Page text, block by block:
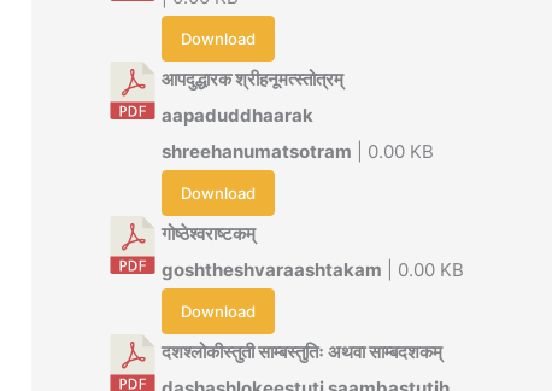
Download
आपदुद्धारक श्रीहनूमत्स्तोत्रम्
aapaduddhaarak
shreehanumatsotram | 0.00 KB
Download
गोष्ठेश्वराष्टकम्
goshtheshvaraashtakam | 0.00 KB
Download
दशश्लोकीस्तुती साम्बस्तुतिः अथवा साम्बदशकम्